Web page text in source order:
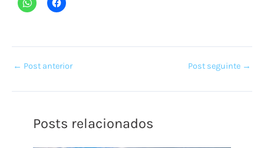
← Post anterior Post seguinte →
Posts relacionados